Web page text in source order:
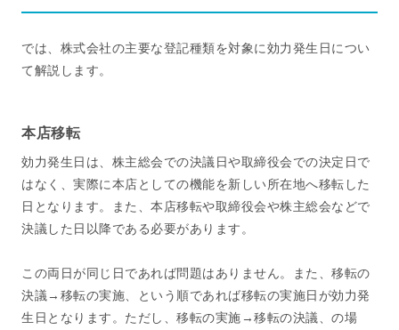
では、株式会社の主要な登記種類を対象に効力発生日につい
て解説します。
本店移転
効力発生日は、株主総会での決議日や取締役会での決定日で
はなく、実際に本店としての機能を新しい所在地へ移転した
日となります。また、本店移転や取締役会や株主総会などで
決議した日以降である必要があります。
この両日が同じ日であれば問題はありません。また、移転の
決議→移転の実施、という順であれば移転の実施日が効力発
生日となります。ただし、移転の実施→移転の決議、の場